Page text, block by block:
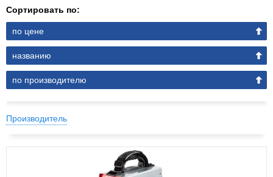
Сортировать по:
по цене
названию
по производителю
Производитель